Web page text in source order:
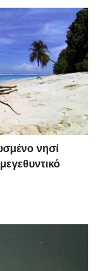
νησί